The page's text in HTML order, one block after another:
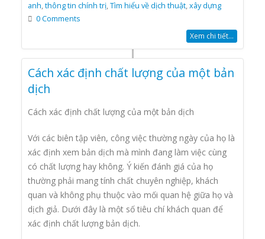
anh,thông tin chính trị,Tìm hiểu về dịch thuật,xây dựng
0 Comments
Xem chi tiết...
Cách xác định chất lượng của một bản
dịch
Cách xác định chất lượng của một bản dịch
Với các biên tập viên, công việc thường ngày của họ là
xác định xem bản dịch mà mình đang làm việc cùng
có chất lượng hay không. Ý kiến đánh giá của họ
thường phải mang tính chất chuyên nghiệp, khách
quan và không phụ thuộc vào mối quan hệ giữa họ và
dịch giả. Dưới đây là một số tiêu chí khách quan để
xác định chất lượng bản dịch.